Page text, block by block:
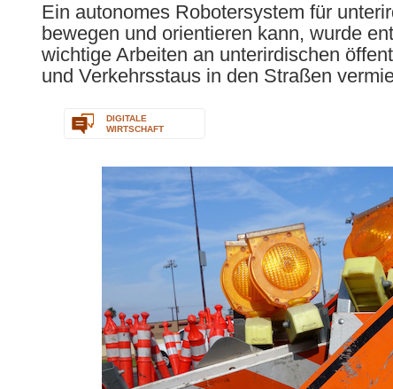
Ein autonomes Robotersystem für
bewegen und orientieren kann, wurde
wichtige Arbeiten an unterirdischen
und Verkehrsstaus in den Straßen
DIGITALE
WIRTSCHAFT